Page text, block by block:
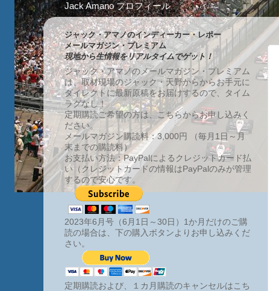
Jack Amano プロフィール
ジャック・アマノのインディーカー・レポー
メールマガジン・プレミアム
現地から生情報をリアルタイムでゲット！
ジャック・アマノのメールマガジン・プレミアム
は、取材現場のジャック・天野からからお手元に
ダイレクトに最新原稿をお届けするので、タイム
ラグなし！
定期購読ご希望の方は、こちらからお申し込みく
ださい。
メールマガジン購読料：3,000円 （毎月1日～月
末までの購読料）
お支払い方法：PayPalによるクレジットカード払
い（クレジットカードの情報はPayPalのみが管理
するので安心です。
2023年6月号（6月1日～30日）1か月だけのご購
読の場合は、下の購入ボタンよりお申し込みくだ
さい。
定期購読および、１カ月購読のキャンセルはこち